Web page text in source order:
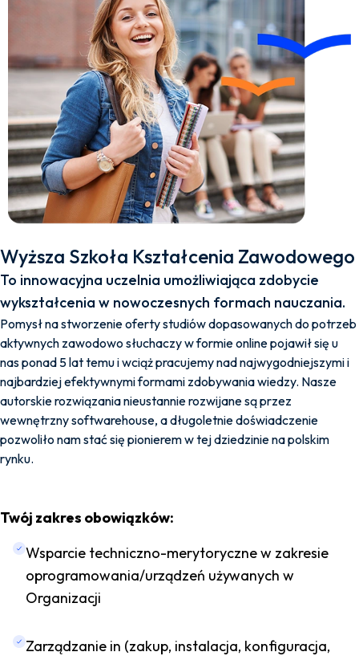
Wyższa Szkoła Kształcenia Zawodowego
To innowacyjna uczelnia umożliwiająca zdobycie
wykształcenia w nowoczesnych formach nauczania.
Pomysł na stworzenie oferty studiów dopasowanych do potrzeb
aktywnych zawodowo słuchaczy w formie online pojawił się u
nas ponad 5 lat temu i wciąż pracujemy nad najwygodniejszymi i
najbardziej efektywnymi formami zdobywania wiedzy. Nasze
autorskie rozwiązania nieustannie rozwijane są przez
wewnętrzny softwarehouse, a długoletnie doświadczenie
pozwoliło nam stać się pionierem w tej dziedzinie na polskim
rynku.
Twój zakres obowiązków:
Wsparcie techniczno-merytoryczne w zakresie
oprogramowania/urządzeń używanych w
Organizacji
Zarządzanie in (zakup, instalacja, konfiguracja,